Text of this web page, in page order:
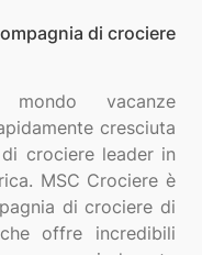
di crociere
vacanze
cresciuta
crociere leader in
MSC Crociere è
di crociere di
offre incredibili